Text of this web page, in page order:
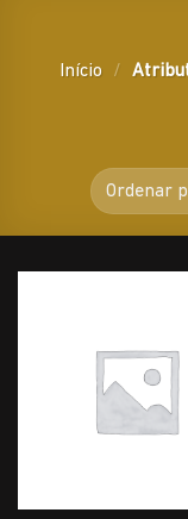
Início /